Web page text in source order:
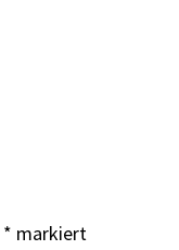
* markiert